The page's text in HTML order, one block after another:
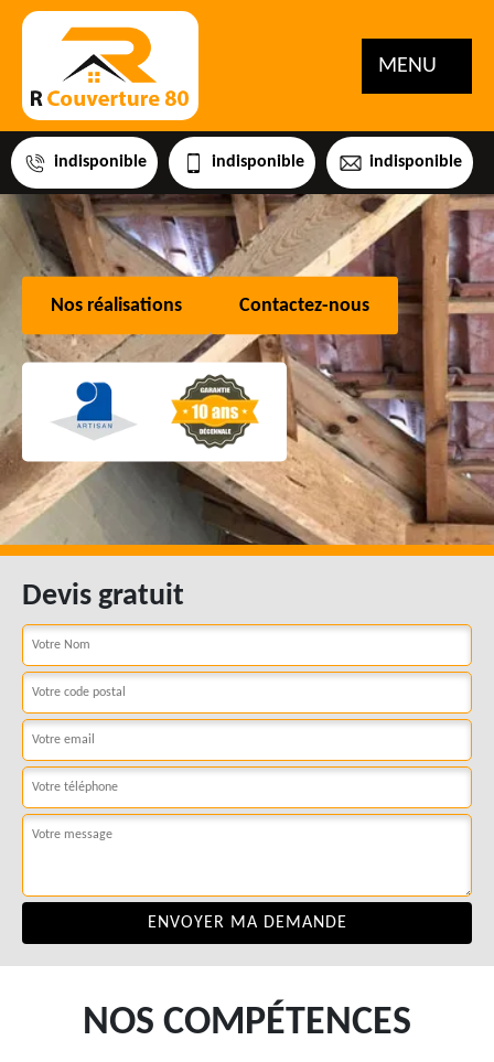
MENU
indisponible indisponible indisponible
Nos réalisations Contactez-nous
Devis gratuit
NOS COMPÉTENCES